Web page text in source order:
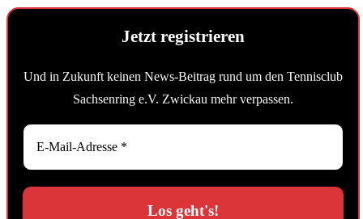
Jetzt registrieren
Und in Zukunft keinen News-Beitrag rund um den Tennisclub
Sachsenring e.V. Zwickau mehr verpassen.